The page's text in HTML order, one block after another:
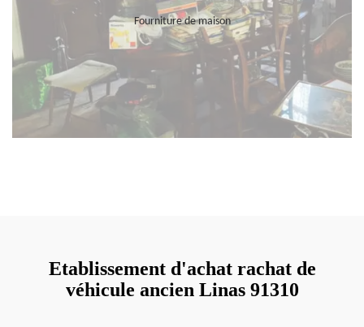
Fourniture de maison
Etablissement d'achat rachat de
véhicule ancien Linas 91310